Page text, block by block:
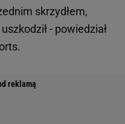
skrzydłem,
- powiedział